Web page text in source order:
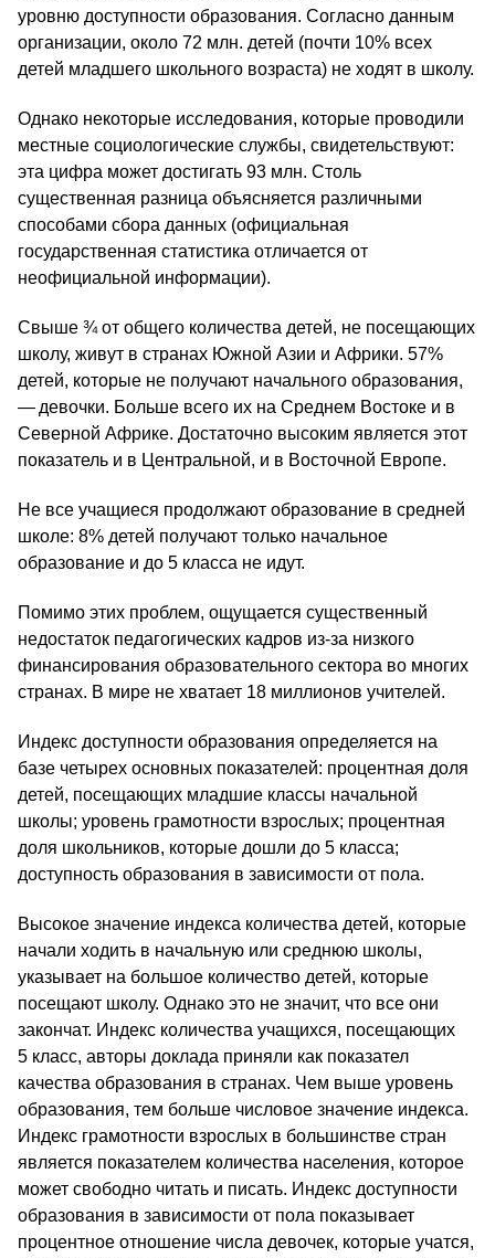
уровню доступности образования. Согласно данным
организации, около 72 млн. детей (почти 10% всех
детей младшего школьного возраста) не ходят в школу.
Однако некоторые исследования, которые проводили
местные социологические службы, свидетельствуют:
эта цифра может достигать 93 млн. Столь
существенная разница объясняется различными
способами сбора данных (официальная
государственная статистика отличается от
неофициальной информации).
Свыше ¾ от общего количества детей, не посещающих
школу, живут в странах Южной Азии и Африки. 57%
детей, которые не получают начального образования,
— девочки. Больше всего их на Среднем Востоке и в
Северной Африке. Достаточно высоким является этот
показатель и в Центральной, и в Восточной Европе.
Не все учащиеся продолжают образование в средней
школе: 8% детей получают только начальное
образование и до 5 класса не идут.
Помимо этих проблем, ощущается существенный
недостаток педагогических кадров из-за низкого
финансирования образовательного сектора во многих
странах. В мире не хватает 18 миллионов учителей.
Индекс доступности образования определяется на
базе четырех основных показателей: процентная доля
детей, посещающих младшие классы начальной
школы; уровень грамотности взрослых; процентная
доля школьников, которые дошли до 5 класса;
доступность образования в зависимости от пола.
Высокое значение индекса количества детей, которые
начали ходить в начальную или среднюю школы,
указывает на большое количество детей, которые
посещают школу. Однако это не значит, что все они
закончат. Индекс количества учащихся, посещающих
5 класс, авторы доклада приняли как показател
качества образования в странах. Чем выше уровень
образования, тем больше числовое значение индекса.
Индекс грамотности взрослых в большинстве стран
является показателем количества населения, которое
может свободно читать и писать. Индекс доступности
образования в зависимости от пола показывает
процентное отношение числа девочек, которые учатся,